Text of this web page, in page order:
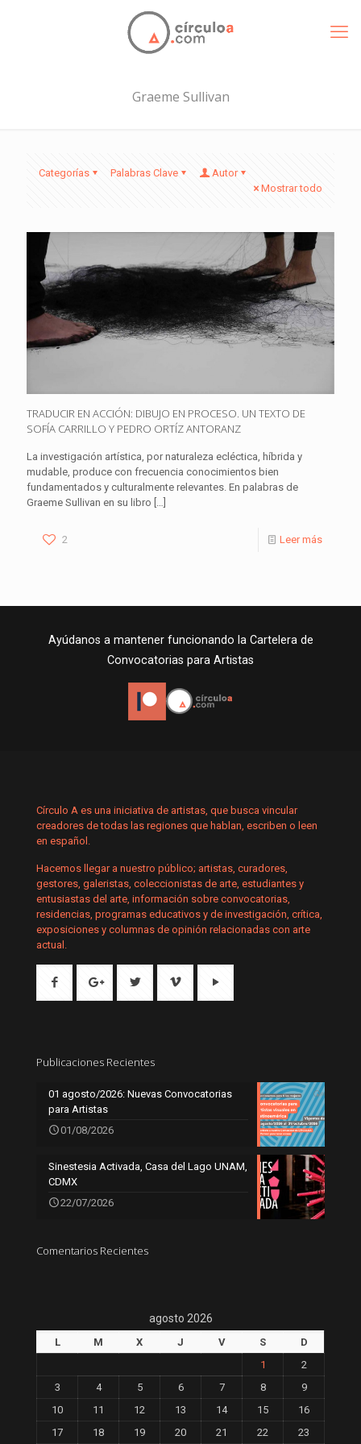
Graeme Sullivan
Categorías Palabras Clave
Autor
Mostrar todo
TRADUCIR EN ACCIÓN: DIBUJO EN PROCESO. UN TEXTO DE
SOFÍA CARRILLO Y PEDRO ORTÍZ ANTORANZ
La investigación artística, por naturaleza ecléctica, híbrida y
mudable, produce con frecuencia conocimientos bien
fundamentados y culturalmente relevantes. En palabras de
Graeme Sullivan en su libro
2 Leer más
Ayúdanos a mantener funcionando la Cartelera de
Convocatorias para Artistas
Círculo A es una iniciativa de artistas, que busca vincular
creadores de todas las regiones que hablan, escriben o leen
en español.
Hacemos llegar a nuestro público; artistas, curadores,
gestores, galeristas, coleccionistas de arte, estudiantes y
entusiastas del arte, información sobre convocatorias,
residencias, programas educativos y de investigación, crítica,
exposiciones y columnas de opinión relacionadas con arte
actual.
Publicaciones Recientes
01 agosto/2026: Nuevas Convocatorias
para Artistas
01/08/2026
Sinestesia Activada, Casa del Lago UNAM,
CDMX
22/07/2026
Comentarios Recientes
agosto 2026
L M X J V S
D
1
2
3
4 5 6 7 8
9
10
11 12 13 14 15
16
17
18 19 20 21 22 23